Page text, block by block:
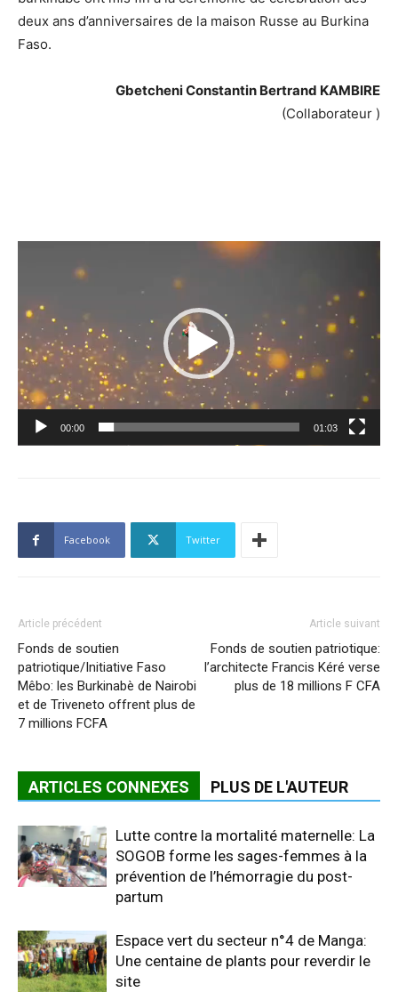
deux ans d’anniversaires de la maison Russe au Burkina
Faso.
Gbetcheni Constantin Bertrand KAMBIRE
(Collaborateur )
Lecteur
00:00 01:03
Facebook Twitter
Article précédent
Fonds de soutien
patriotique/Initiative Faso
Mêbo: les Burkinabè de Nairobi
et de Triveneto offrent plus de
7 millions FCFA
Article suivant
Fonds de soutien patriotique:
l’architecte Francis Kéré verse
plus de 18 millions F CFA
ARTICLES CONNEXES PLUS DE L'AUTEUR
Lutte contre la mortalité maternelle: La
SOGOB forme les sages-femmes à la
prévention de l’hémorragie du post-
partum
Espace vert du secteur n°4 de Manga:
Une centaine de plants pour reverdir le
site